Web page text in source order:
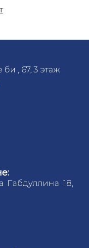
, 67, 3 этаж
Габдуллина 18,